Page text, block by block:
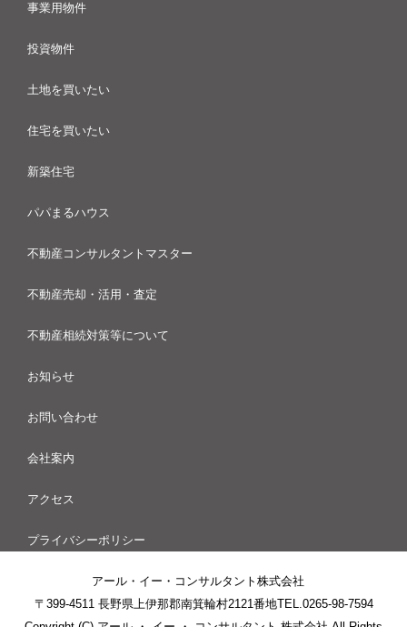
事業用物件
投資物件
土地を買いたい
住宅を買いたい
新築住宅
パパまるハウス
不動産コンサルタントマスター
不動産売却・活用・査定
不動産相続対策等について
お知らせ
お問い合わせ
会社案内
アクセス
プライバシーポリシー
アール・イー・コンサルタント株式会社
〒399-4511 長野県上伊那郡南箕輪村2121番地TEL.0265-98-7594